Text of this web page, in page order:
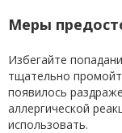
Меры
Избегайте
тщательно
появилось
аллергической
использовать.